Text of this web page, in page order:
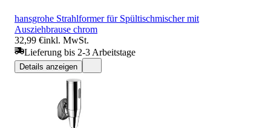
hansgrohe Strahlformer für Spültischmischer mit
Ausziehbrause chrom
32,99 €inkl. MwSt.
Lieferung bis 2-3 Arbeitstage
Details anzeigen